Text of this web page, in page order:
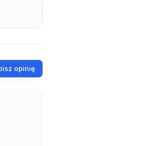
opinię